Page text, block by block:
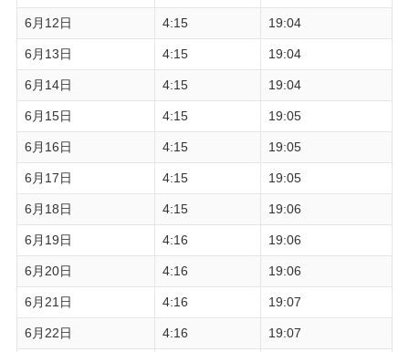
6月12日 4:15 19:04
6月13日 4:15 19:04
6月14日 4:15 19:04
6月15日 4:15 19:05
6月16日 4:15 19:05
6月17日 4:15 19:05
6月18日 4:15 19:06
6月19日 4:16 19:06
6月20日 4:16 19:06
6月21日 4:16 19:07
6月22日 4:16 19:07